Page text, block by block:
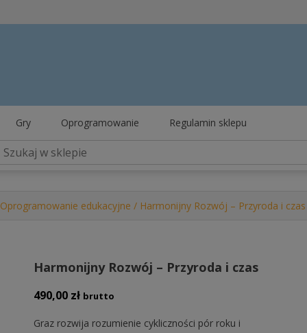
Gry Oprogramowanie Regulamin sklepu
Oprogramowanie edukacyjne / Harmonijny Rozwój – Przyroda i czas
Harmonijny Rozwój – Przyroda i czas
490,00 zł brutto
Graz rozwija rozumienie cykliczności pór roku i